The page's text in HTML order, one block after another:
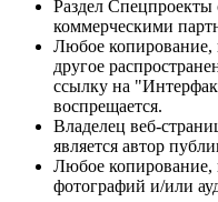
Раздел Спецпроекты
коммерческими
Любое копирование,
другое
ссылку на
воспрещается.
Владелец веб-
является автор
Любое копирование,
фотографий и/или